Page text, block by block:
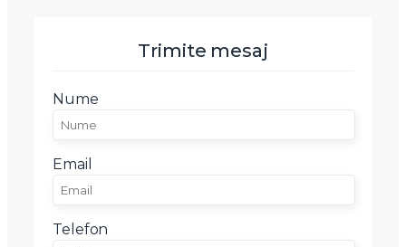
Trimite mesaj
Nume
Email
Telefon
Email
Mesaj